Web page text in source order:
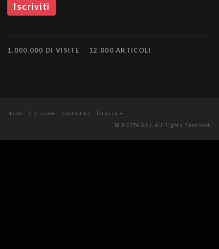
1.000.000 DI VISITE 12.000 ARTICOLI
Home Chi siamo Contattaci
Torna su
NEPTA S.r.l. All Rights Reserved.